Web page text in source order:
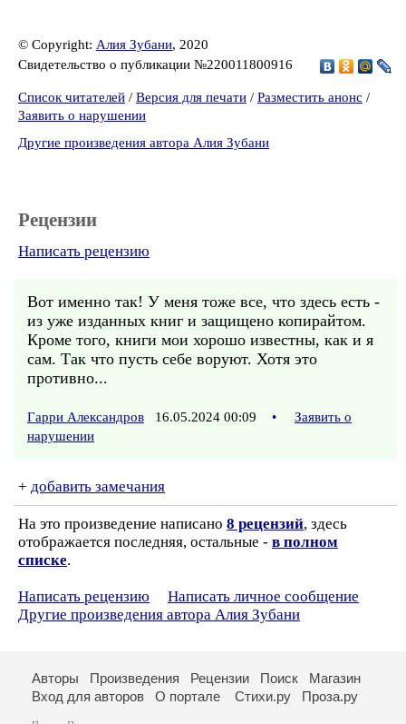
© Copyright: Алия Зубани, 2020
Свидетельство о публикации №220011800916
Список читателей / Версия для печати / Разместить анонс /
Заявить о нарушении
Другие произведения автора Алия Зубани
Рецензии
Написать рецензию
Вот именно так! У меня тоже все, что здесь есть -
из уже изданных книг и защищено копирайтом.
Кроме того, книги мои хорошо известны, как и я
сам. Так что пусть себе воруют. Хотя это
противно...
Гарри Александров 16.05.2024 00:09 •
Заявить о
нарушении
+ добавить замечания
На это произведение написано 8 рецензий, здесь
отображается последняя, остальные - в полном
списке.
Написать рецензию
Написать личное сообщение
Другие произведения автора Алия Зубани
Авторы Произведения Рецензии Поиск
Магазин
Вход для авторов
О портале Стихи.ру Проза.ру